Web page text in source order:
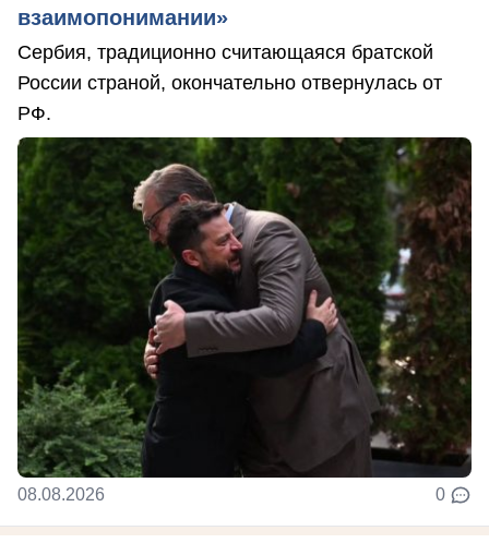
взаимопонимании»
Сербия, традиционно считающаяся братской
России страной, окончательно отвернулась от
РФ.
08.08.2026 0